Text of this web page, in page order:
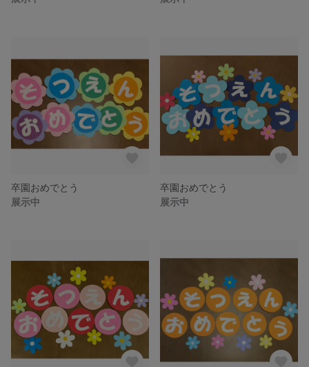
卒園おめでとう
展示中
卒園おめでとう
展示中